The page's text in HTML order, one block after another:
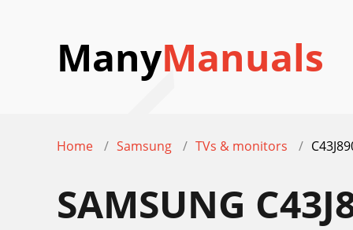
ManyManuals
Home Samsung TVs & monitors
SAMSUNG